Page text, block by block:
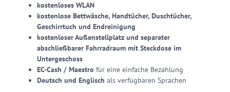
kostenloses WLAN
kostenlose Bettwäsche, Handtücher, Duschtücher,
Geschirrtuch und Endreinigung
kostenloser Außenstellplatz und separater
abschließbarer Fahrradraum mit Steckdose im
Untergeschoss
EC-Cash / Maestro für eine einfache Bezahlung
Deutsch und Englisch als verfügbaren Sprachen